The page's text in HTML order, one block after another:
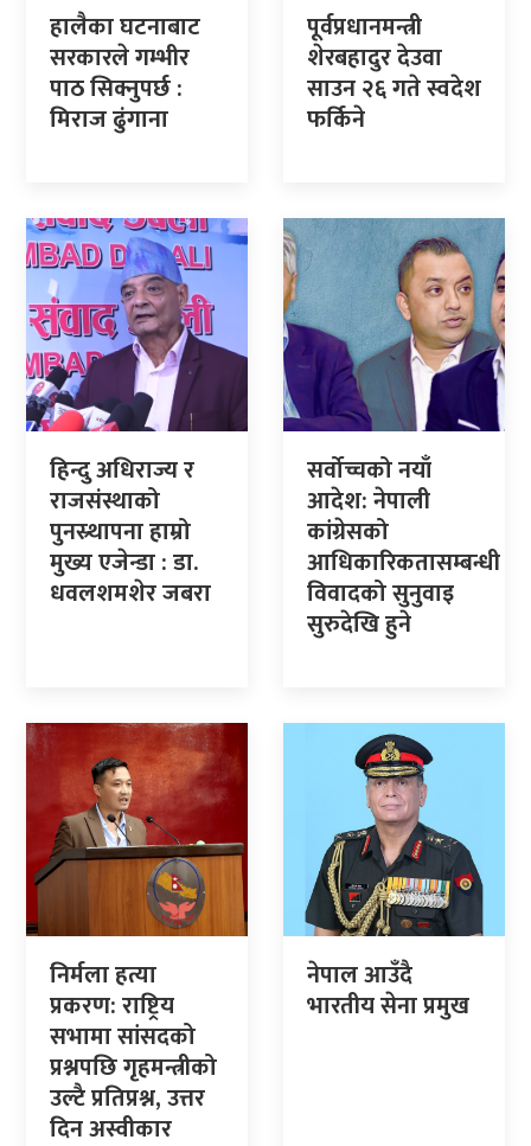
हालैका घटनाबाट
सरकारले गम्भीर
पाठ सिक्नुपर्छ :
मिराज ढुंगाना
पूर्वप्रधानमन्त्री
शेरबहादुर देउवा
साउन २६ गते स्वदेश
फर्किने
हिन्दु अधिराज्य र
राजसंस्थाको
पुनस्र्थापना हाम्रो
मुख्य एजेन्डा : डा.
धवलशमशेर जबरा
सर्वोच्चको नयाँ
आदेश: नेपाली
कांग्रेसको
आधिकारिकतासम्बन्धी
विवादको सुनुवाइ
सुरुदेखि हुने
निर्मला हत्या
प्रकरण: राष्ट्रिय
सभामा सांसदको
प्रश्नपछि गृहमन्त्रीको
उल्टै प्रतिप्रश्न, उत्तर
दिन अस्वीकार
नेपाल आउँदै
भारतीय सेना प्रमुख